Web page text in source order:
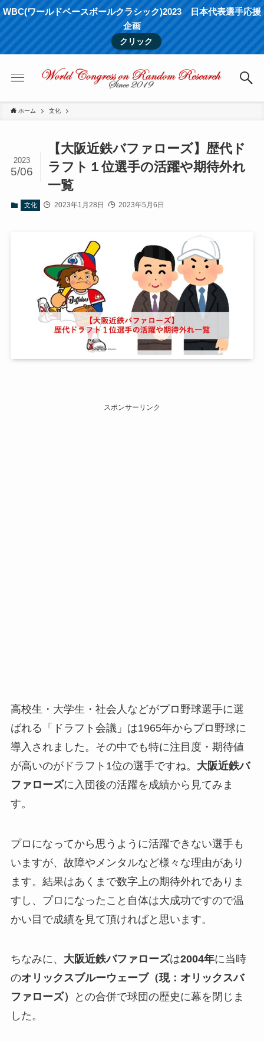
WBC(ワールドベースボールクラシック)2023 日本代表選手応援
企画
クリック
ホーム 文化
【大阪近鉄バファローズ】歴代ド
ラフト１位選手の活躍や期待外れ
一覧
2023
5/06
文化 2023年1月28日 2023年5月6日
スポンサーリンク
高校生・大学生・社会人などがプロ野球選手に選
ばれる「ドラフト会議」は1965年からプロ野球に
導入されました。その中でも特に注目度・期待値
が高いのがドラフト1位の選手ですね。 大阪近鉄バ
ファローズに入団後の活躍を成績から見てみま
す。
プロになってから思うように活躍できない選手も
いますが、故障やメンタルなど様々な理由があり
ます。結果はあくまで数字上の期待外れでありま
すし、プロになったこと自体は大成功ですので温
かい目で成績を見て頂ければと思います。
ちなみに、 大阪近鉄バファローズは2004年に当時
のオリックスブルーウェーブ（現：オリックスバ
ファローズ）
との合併で球団の歴史に幕を閉じま
した。